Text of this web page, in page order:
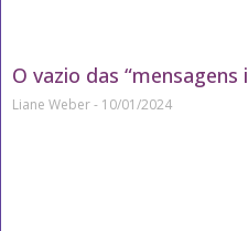
O vazio das “mensagens
Liane Weber 10/01/2024